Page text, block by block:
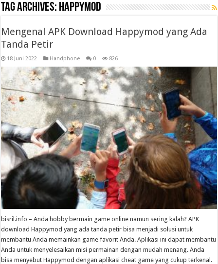
Tag Archives: Happymod
Mengenal APK Download Happymod yang Ada
Tanda Petir
18 Juni 2022 Handphone 0 826
bisril.info – Anda hobby bermain game online namun sering kalah? APK
download Happymod yang ada tanda petir bisa menjadi solusi untuk
membantu Anda memainkan game favorit Anda. Aplikasi ini dapat membantu
Anda untuk menyelesaikan misi permainan dengan mudah menang. Anda
bisa menyebut Happymod dengan aplikasi cheat game yang cukup terkenal.